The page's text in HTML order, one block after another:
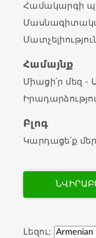
Համակարգի
Համայնք
Միացի՛ր մեզ -
Բլոգ
Կարդացե՛ք մեր
Լեզու: